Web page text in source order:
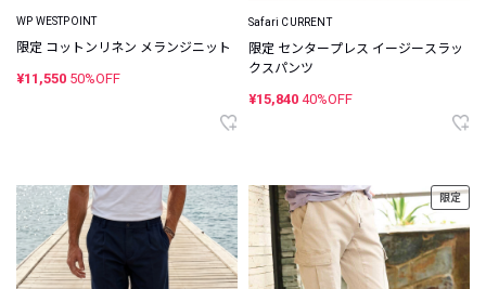
WP WESTPOINT
限定 コットンリネン メランジニット
¥11,550 50%OFF
Safari CURRENT
限定 センタープレス イージースラッ
クスパンツ
¥15,840 40%OFF
限定